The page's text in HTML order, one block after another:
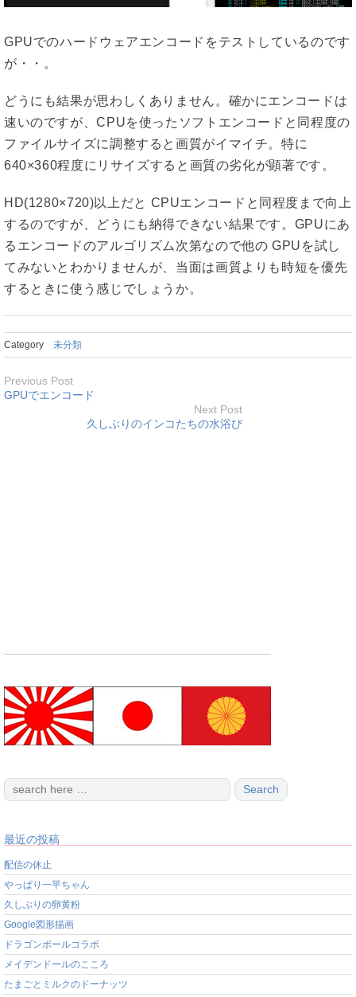
GPUでのハードウェアエンコードをテストしているのです
が・・。
どうにも結果が思わしくありません。確かにエンコードは
速いのですが、CPUを使ったソフトエンコードと同程度の
ファイルサイズに調整すると画質がイマイチ。特に
640×360程度にリサイズすると画質の劣化が顕著です。
HD(1280×720)以上だと CPUエンコードと同程度まで向上
するのですが、どうにも納得できない結果です。GPUにあ
るエンコードのアルゴリズム次第なので他の GPUを試し
てみないとわかりませんが、当面は画質よりも時短を優先
するときに使う感じでしょうか。
Category 未分類
Previous Post
GPUでエンコード
Next Post
久しぶりのインコたちの水浴び
最近の投稿
配信の休止
やっぱり一平ちゃん
久しぶりの卵黄粉
Google図形描画
ドラゴンボールコラボ
メイデンドールのこころ
たまごとミルクのドーナッツ